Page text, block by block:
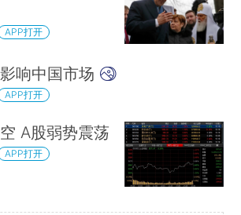
APP打开
响中国市场
APP打开
A股弱势震荡
APP打开